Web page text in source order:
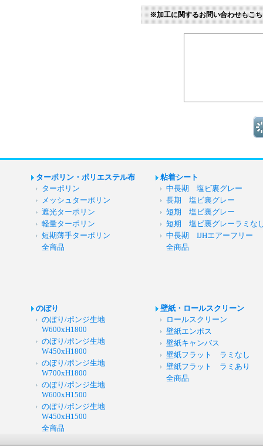
※加工に関するお問い合わせもこ
ターポリン・ポリエステル布
ターポリン
メッシュターポリン
遮光ターポリン
軽量ターポリン
短期薄手ターポリン
全商品
粘着シート
中長期 塩ビ裏グレー
長期 塩ビ裏グレー
短期 塩ビ裏グレー
短期 塩ビ裏グレーラミな
中長期 IJHエアーフリー
全商品
のぼり
のぼり/ポンジ生地
W600xH1800
のぼり/ポンジ生地
W450xH1800
のぼり/ポンジ生地
W700xH1800
のぼり/ポンジ生地
W600xH1500
のぼり/ポンジ生地
W450xH1500
全商品
壁紙・ロールスクリーン
ロールスクリーン
壁紙エンボス
壁紙キャンバス
壁紙フラット ラミなし
壁紙フラット ラミあり
全商品